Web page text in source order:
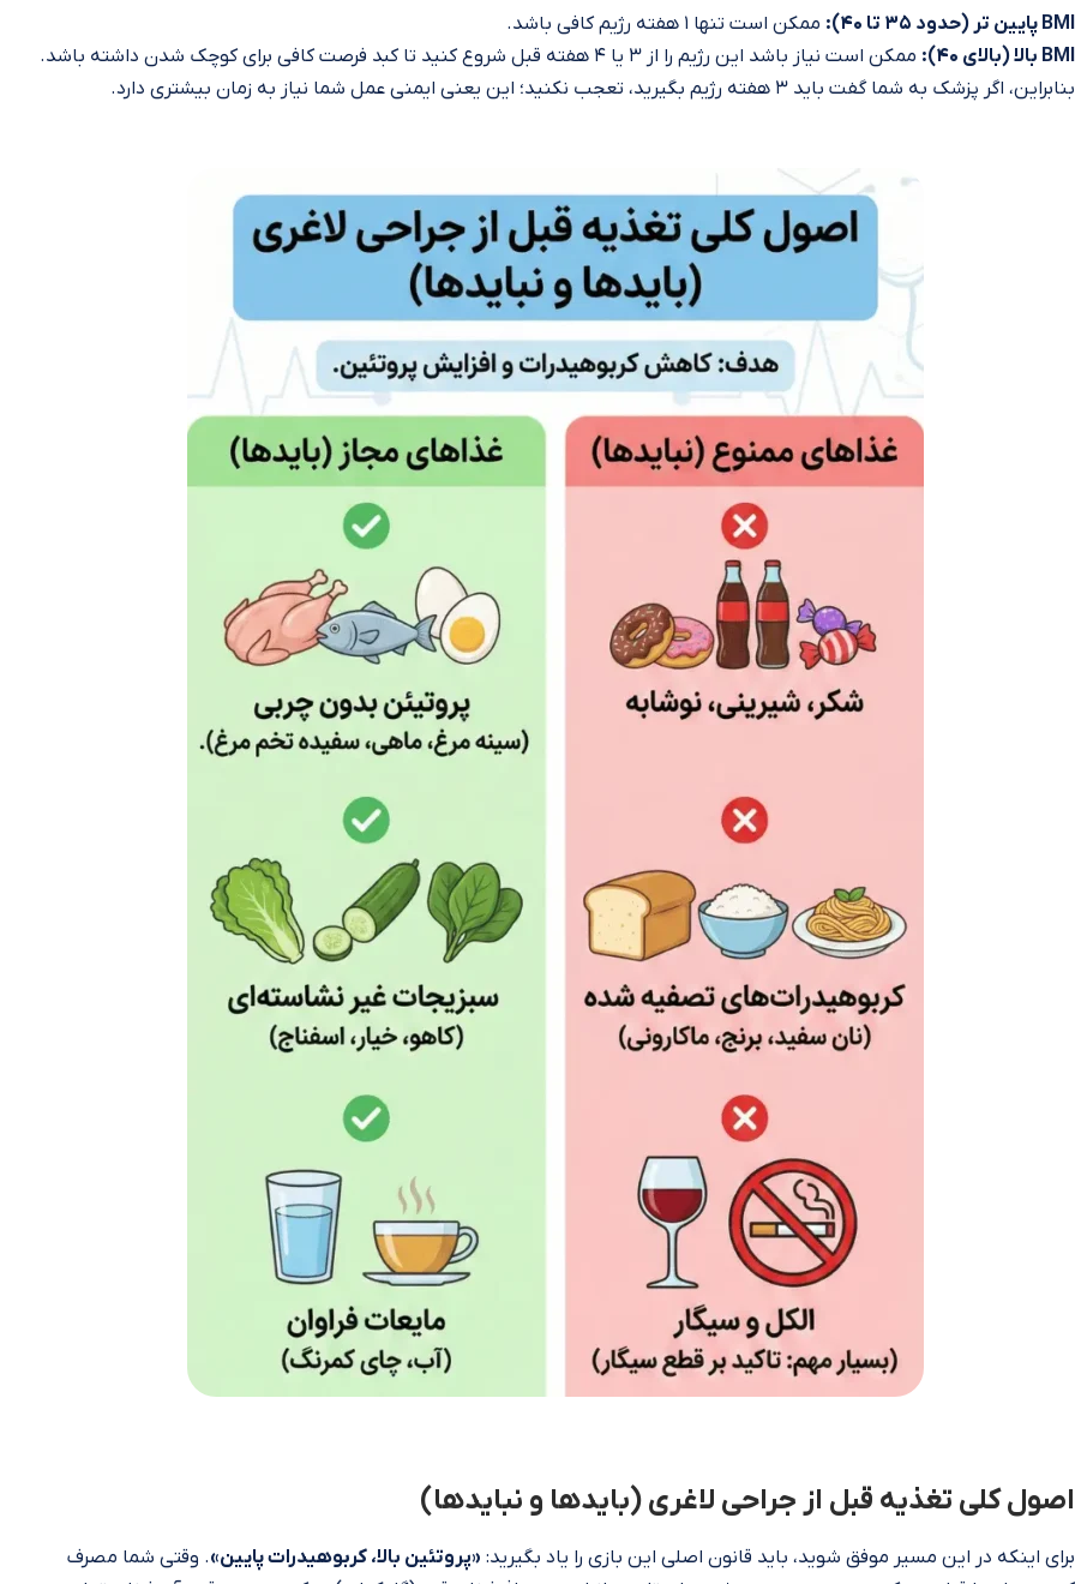
BMI پایین‌ تر (حدود ۳۵ تا ۴۰):
ممکن است تنها ۱ هفته رژیم کافی باشد.
BMI بالا (بالای ۴۰):
ممکن است نیاز باشد این رژیم را از ۳ یا ۴ هفته قبل شروع کنید تا کبد فرصت کافی برای کوچک شدن داشته باشد.
بنابراین، اگر پزشک به شما گفت باید ۳ هفته رژیم بگیرید، تعجب نکنید؛ این یعنی ایمنی عمل شما نیاز به زمان بیشتری دارد.
اصول کلی تغذیه قبل از جراحی لاغری (بایدها و نبایدها)
برای اینکه در این مسیر موفق شوید، باید قانون اصلی این بازی را یاد بگیرید: «پروتئین بالا، کربوهیدرات پایین». وقتی شما مصرف